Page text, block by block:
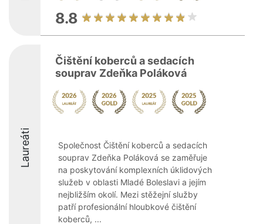
8.8
Laureáti
Čištění koberců a sedacích
souprav Zdeňka Poláková
Společnost Čištění koberců a sedacích
souprav Zdeňka Poláková se zaměřuje
na poskytování komplexních úklidových
služeb v oblasti Mladé Boleslavi a jejím
nejbližším okolí. Mezi stěžejní služby
patří profesionální hloubkové čištění
koberců, ...